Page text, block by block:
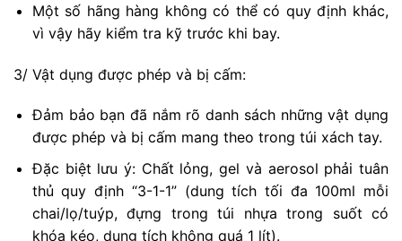
Một số hãng hàng không có thể có quy định khác,
vì vậy hãy kiểm tra kỹ trước khi bay.
3/ Vật dụng được phép và bị cấm:
Đảm bảo bạn đã nắm rõ danh sách những vật dụng
được phép và bị cấm mang theo trong túi xách tay.
Đặc biệt lưu ý: Chất lỏng, gel và aerosol phải tuân
thủ quy định “3-1-1” (dung tích tối đa 100ml mỗi
chai/lọ/tuýp, đựng trong túi nhựa trong suốt có
khóa kéo, dung tích không quá 1 lít).